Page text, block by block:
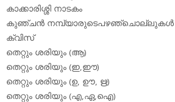
കാക്കാരിശ്ശി നാടകം
കുഞ്ചന്‍ നമ്പ്യാരുടെപഴഞ്ചൊല്ലുകള്‍
ക്വിസ്
തെറ്റും ശരിയും (ആ)
തെറ്റും ശരിയും (ഇ,ഈ)
തെറ്റും ശരിയും (ഉ, ഊ, ഋ)
തെറ്റും ശരിയും (എ,ഏ,ഐ)